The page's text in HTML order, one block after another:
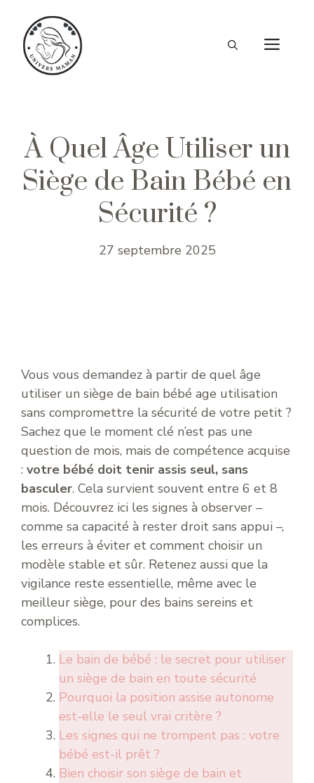
contenu
À Quel Âge Utiliser un
Siège de Bain Bébé en
Sécurité ?
27 septembre 2025
Vous vous demandez à partir de quel âge
utiliser un siège de bain bébé age utilisation
sans compromettre la sécurité de votre petit ?
Sachez que le moment clé n’est pas une
question de mois, mais de compétence acquise
: votre bébé doit tenir assis seul, sans
basculer. Cela survient souvent entre 6 et 8
mois. Découvrez ici les signes à observer –
comme sa capacité à rester droit sans appui –,
les erreurs à éviter et comment choisir un
modèle stable et sûr. Retenez aussi que la
vigilance reste essentielle, même avec le
meilleur siège, pour des bains sereins et
complices.
Le bain de bébé : le secret pour utiliser
un siège de bain en toute sécurité
Pourquoi la position assise autonome
est-elle le seul vrai critère ?
Les signes qui ne trompent pas : votre
bébé est-il prêt ?
Bien choisir son siège de bain et